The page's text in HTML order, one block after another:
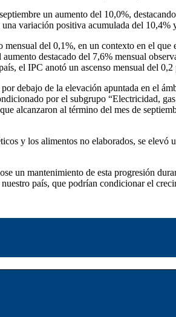
un aumento del 10,0%,
variación positiva acumulada del 10,4%
del 0,1%, en un contexto en el que
destacado del 7,6% mensual
el IPC anotó un ascenso mensual del 0,2
debajo de la elevación apuntada en el
por el subgrupo “Electricidad,
alcanzaron al término del mes de
y los alimentos no elaborados, se elevó
un mantenimiento de esta progresión
país, que podrían condicionar el